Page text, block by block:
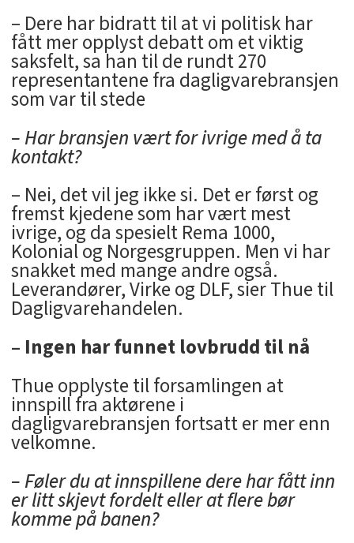
– Dere har bidratt til at vi politisk har
fått mer opplyst debatt om et viktig
saksfelt, sa han til de rundt 270
representantene fra dagligvarebransjen
som var til stede
– Har bransjen vært for ivrige med å ta
kontakt?
– Nei, det vil jeg ikke si. Det er først og
fremst kjedene som har vært mest
ivrige, og da spesielt Rema 1000,
Kolonial og Norgesgruppen. Men vi har
snakket med mange andre også.
Leverandører, Virke og DLF, sier Thue til
Dagligvarehandelen.
– Ingen har funnet lovbrudd til nå
Thue opplyste til forsamlingen at
innspill fra aktørene i
dagligvarebransjen fortsatt er mer enn
velkomne.
– Føler du at innspillene dere har fått inn
er litt skjevt fordelt eller at flere bør
komme på banen?